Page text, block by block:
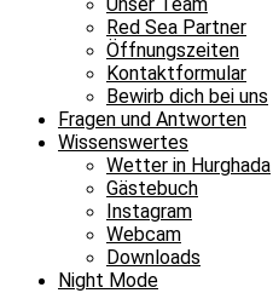
Red Sea Partner
Öffnungszeiten
Kontaktformular
Bewirb dich bei uns
Fragen und Antworten
Wissenswertes
Wetter in Hurghada
Gästebuch
Instagram
Webcam
Downloads
Night Mode